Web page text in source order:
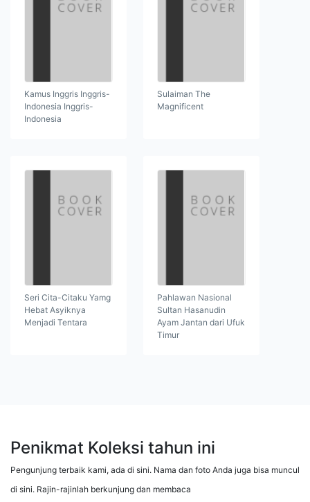
Kamus Inggris Inggris-
Indonesia Inggris-
Indonesia
Sulaiman The
Magnificent
Seri Cita-Citaku Yamg
Hebat Asyiknya
Menjadi Tentara
Pahlawan Nasional
Sultan Hasanudin
Ayam Jantan dari Ufuk
Timur
Penikmat Koleksi tahun ini
Pengunjung terbaik kami, ada di sini. Nama dan foto Anda juga bisa muncul
di sini. Rajin-rajinlah berkunjung dan membaca